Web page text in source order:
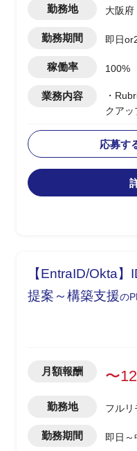
勤務地 大阪府
勤務期間 即日
稼働率 100%
業務内容
・
クアッ
・バッ
ロー策
・ラン
ンシ
応募す
【EntraID/Okta
提案～構築支援の
月額報酬 〜
勤務地 フルリ
勤務期間 即日